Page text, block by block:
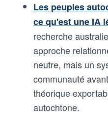
Les peuples
ce qu'est une IA
recherche
approche
neutre, mais un
communauté
théorique
autochtone.